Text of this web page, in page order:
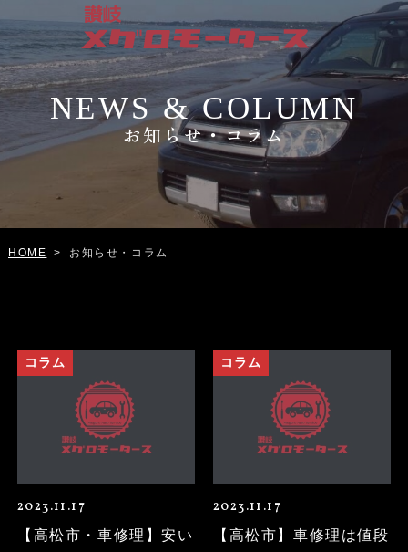
NEWS & COLUMN
お知らせ・コラム
HOME > お知らせ・コラム
コラム
2023.11.17
【高松市・車修理】安い
コラム
2023.11.17
【高松市】車修理は値段